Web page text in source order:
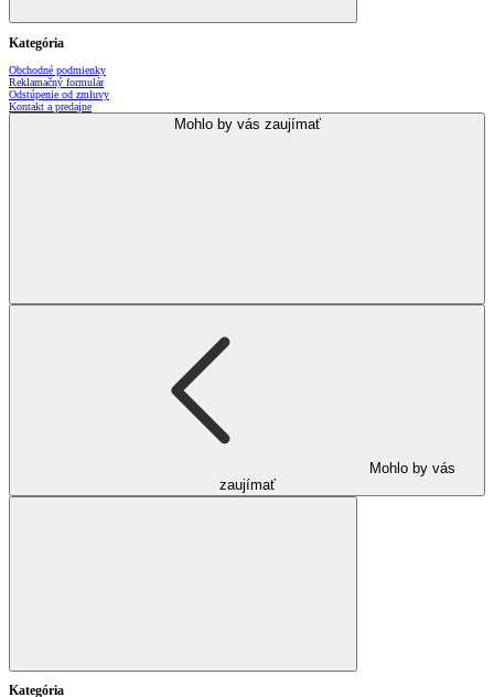
Kategória
Obchodné podmienky
Reklamačný formulár
Odstúpenie od zmluvy
Kontakt a predajne
Mohlo by vás zaujímať
Mohlo by vás
zaujímať
Kategória